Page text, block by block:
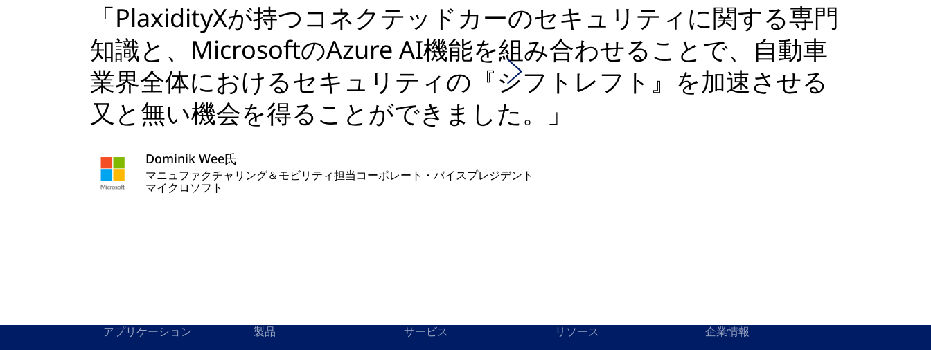
「PlaxidityXが持つコネクテッドカーのセキュリティに関する専門
知識と、MicrosoftのAzure AI機能を組み合わせることで、自動車
業界全体におけるセキュリティの『シフトレフト』を加速させる
又と無い機会を得ることができました。」
Dominik Wee氏
マニュファクチャリング＆モビリティ担当コーポレート・バイスプレジデント
マイクロソフト
アプリケーション
製品
サービス
リソース
企業情報